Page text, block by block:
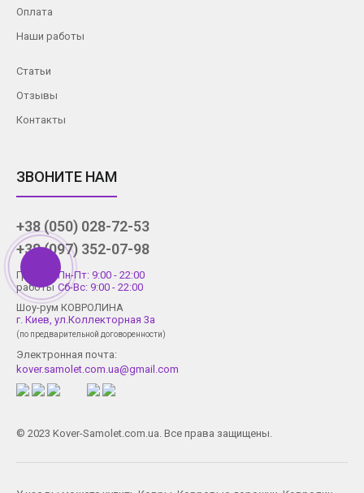
Оплата
Наши работы
Статьи
Отзывы
Контакты
ЗВОНИТЕ НАМ
+38 (050) 028-72-53
+38 (097) 352-07-98
График
работы
Пн-Пт: 9:00 - 22:00
Сб-Вс: 9:00 - 22:00
Шоу-рум КОВРОЛИНА
г. Киев, ул.Коллекторная 3а
(по предварительной договоренности)
Электронная почта:
kover.samolet.com.ua@gmail.com
© 2023 Kover-Samolet.com.ua. Все права защищены.